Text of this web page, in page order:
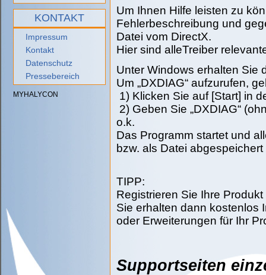
KONTAKT
Impressum
Kontakt
Datenschutz
Pressebereich
MYHALYCON
Um Ihnen Hilfe leisten zu
Fehlerbeschreibung und
Datei vom DirectX.
Hier sind alleTreiber
Unter Windows erhalten Sie
Um „DXDIAG“ aufzurufen,
1) Klicken Sie auf [Start] in
2) Geben Sie „DXDIAG“
o.k.
Das Programm startet und
bzw. als Datei
TIPP:
Registrieren Sie Ihre
Sie erhalten dann kostenlos
oder Erweiterungen für Ihr
Supportseiten